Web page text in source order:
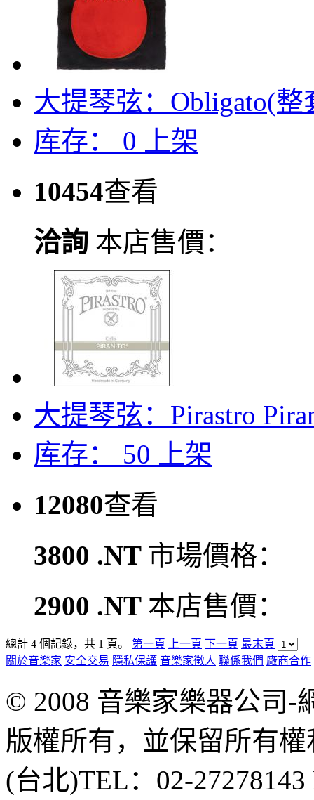
大提琴弦：Obligato(整
库存： 0
上架
10454查看
洽詢 本店售價：
大提琴弦：Pirastro
库存： 50
上架
12080查看
3800 .NT 市場價格：
2900 .NT 本店售價：
總計 4 個記錄，共 1 頁。 第一頁 上一頁 下一頁 最末頁
關於音樂家 安全交易 隱私保護 音樂家徵人 聯係我們 廠商合作
© 2008 音樂家樂器公司-
版權所有，並保留所有權
(台北)TEL：02-